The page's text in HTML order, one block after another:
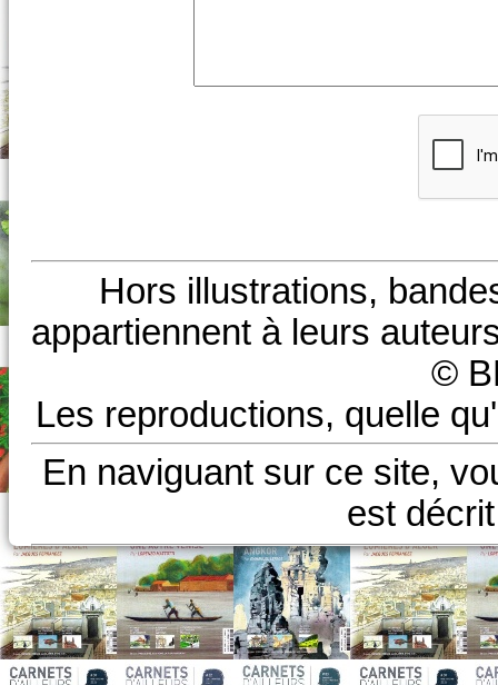
Hors illustrations,
appartiennent à leurs
©
Les reproductions, quelle
En naviguant sur ce site,
est